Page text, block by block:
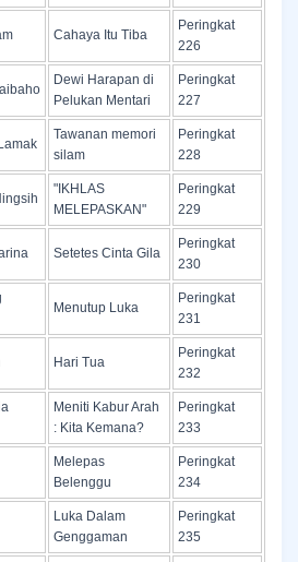
Cahaya Itu Tiba
Peringkat
226
Dewi Harapan di
Pelukan Mentari
Peringkat
227
Tawanan memori
silam
Peringkat
228
"IKHLAS
MELEPASKAN"
Peringkat
229
Setetes Cinta Gila
Peringkat
230
Menutup Luka
Peringkat
231
Hari Tua
Peringkat
232
Meniti Kabur Arah
: Kita Kemana?
Peringkat
233
Melepas
Belenggu
Peringkat
234
Luka Dalam
Genggaman
Peringkat
235